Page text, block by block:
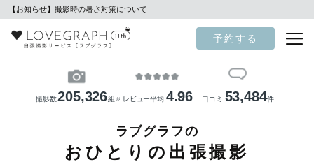
【お知らせ】撮影時の暑さ対策について
予約する
撮影数205,326組 ※ レビュー平均 4.96 口コミ 53,484件
ラブグラフの
おひとりの出張撮影